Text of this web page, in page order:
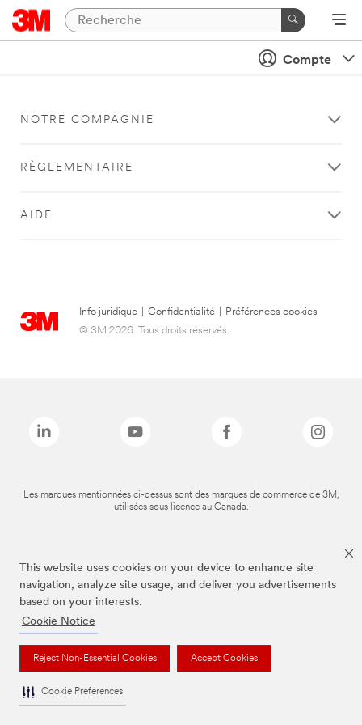
This website uses cookies on your device to enhance site
navigation, analyze site usage, and deliver you advertisements
based on your interests.
Cookie Notice
Reject Non-Essential Cookies Accept Cookies
Cookie Preferences
Compte
NOTRE COMPAGNIE
RÈGLEMENTAIRE
AIDE
Info juridique Confidentialité
Préférences cookies
© 3M 2026. Tous droits réservés.
Les marques mentionnées ci-dessus sont des marques de commerce de 3M,
utilisées sous licence au Canada.